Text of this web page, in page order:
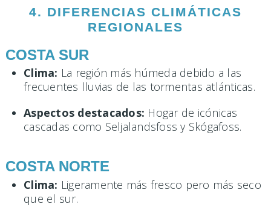
4. DIFERENCIAS CLIMÁTICAS
REGIONALES
COSTA SUR
Clima: La región más húmeda debido a las
frecuentes lluvias de las tormentas atlánticas.
Aspectos destacados: Hogar de icónicas
cascadas como Seljalandsfoss y Skógafoss.
COSTA NORTE
Clima: Ligeramente más fresco pero más seco
que el sur.